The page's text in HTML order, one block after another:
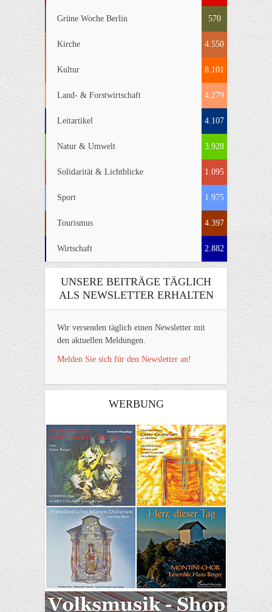
Grüne Woche Berlin 570
Kirche 4.550
Kultur 8.101
Land- & Forstwirtschaft 4.279
Leitartikel 4.107
Natur & Umwelt 3.928
Solidarität & Lichtblicke 1.095
Sport 1.975
Tourismus 4.397
Wirtschaft 2.882
UNSERE BEITRÄGE TÄGLICH
ALS NEWSLETTER ERHALTEN
Wir versenden täglich einen Newsletter mit
den aktuellen Meldungen.
Melden Sie sich für den Newsletter an!
WERBUNG